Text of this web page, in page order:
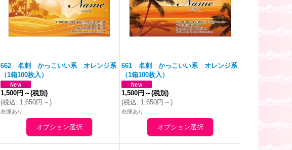
662 名刺 かっこいい系オレンジ系
（1箱100枚入）
1,500円 ～(税別)
(税込: 1,650円 ～)
在庫あり
661 名刺 かっこいい系オレンジ系
（1箱100枚入）
1,500円 ～(税別)
(税込: 1,650円 ～)
在庫あり